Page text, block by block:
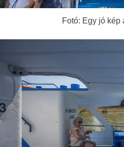
Fotó: Egy jó kép